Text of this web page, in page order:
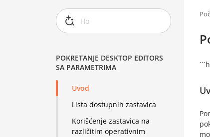
POKRETANJE DESKTOP EDITORS
SA PARAMETRIMA
Uvod
Lista dostupnih zastavica
Korišćenje zastavica na
različitim operativnim